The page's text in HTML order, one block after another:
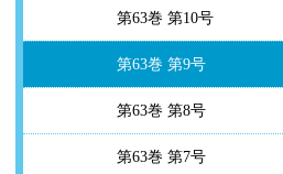
第63巻 第10号
第63巻 第9号
第63巻 第8号
第63巻 第7号